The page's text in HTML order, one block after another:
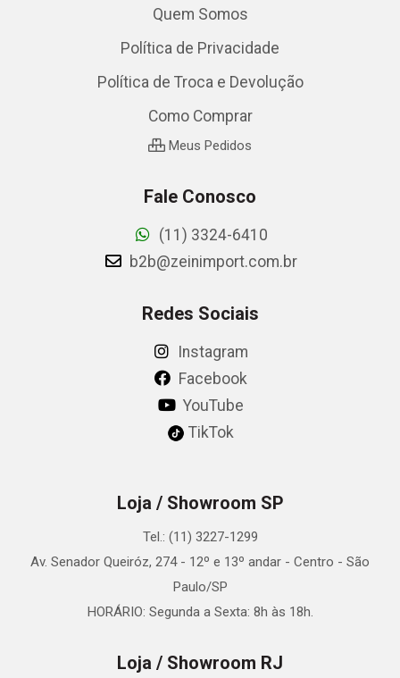
Quem Somos
Política de Privacidade
Política de Troca e Devolução
Como Comprar
Meus Pedidos
Fale Conosco
(11) 3324-6410
b2b@zeinimport.com.br
Redes Sociais
Instagram
Facebook
YouTube
TikTok
Loja / Showroom SP
Tel.: (11) 3227-1299
Av. Senador Queiróz, 274 - 12º e 13º andar - Centro - São
Paulo/SP
HORÁRIO: Segunda a Sexta: 8h às 18h.
Loja / Showroom RJ